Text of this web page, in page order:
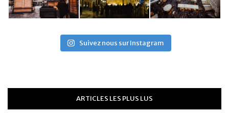
Suivez nous sur Instagram
ARTICLES LES PLUS LUS